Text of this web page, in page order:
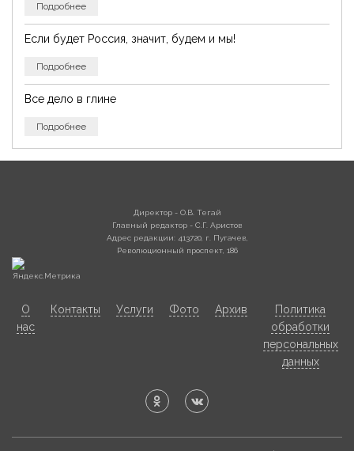
Подробнее
Если будет Россия, значит, будем и мы!
Подробнее
Все дело в глине
Подробнее
Директор - О.В. Тегай
Главный редактор - С.Г. Аристов
Адрес редакции: 413720, г. Пугачев,
Революционный проспект, 186
О
нас
Контакты Услуги Фото Архив
Политика
обработки
персональных
данных